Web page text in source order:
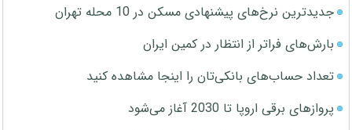
جدیدترین نرخ‌های پیشنهادی مسکن در 10 محله تهران
بارش‌های فراتر از انتظار در کمین ایران
تعداد حساب‌های بانکی‌تان را اینجا مشاهده کنید
پروازهای برقی اروپا تا 2030 آغاز می‌شود